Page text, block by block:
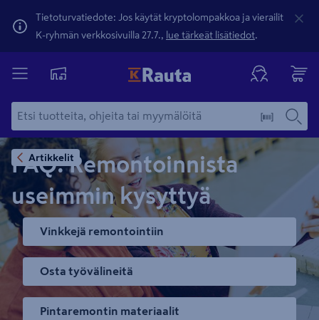
Tietoturvatiedote: Jos käytät kryptolompakkoa ja vierailit
K-ryhmän verkkosivuilla 27.7., lue tärkeät lisätiedot.
Artikkelit
FAQ: Remontoinnista
useimmin kysyttyä
Vinkkejä remontointiin
Osta työvälineitä
Pintaremontin materiaalit